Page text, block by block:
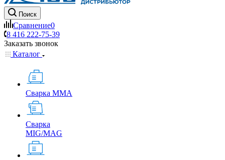
Поиск
Сравнение0
8 416 222-75-39
Заказать звонок
Каталог
Сварка MMA
Сварка
MIG/MAG